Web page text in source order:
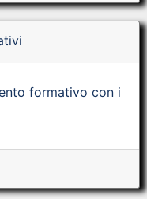
formativo con i